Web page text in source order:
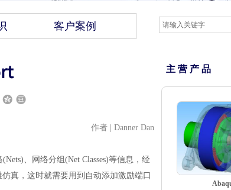
客户案例
作者 | Danner Dan
、网络分组(Net Classes)等信息，经
真，这时就需要用到自动添加激励端口
主 营 产 品